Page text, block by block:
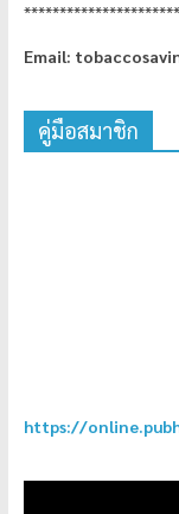
**********************
Email:
คู่มือสมาชิก
https://